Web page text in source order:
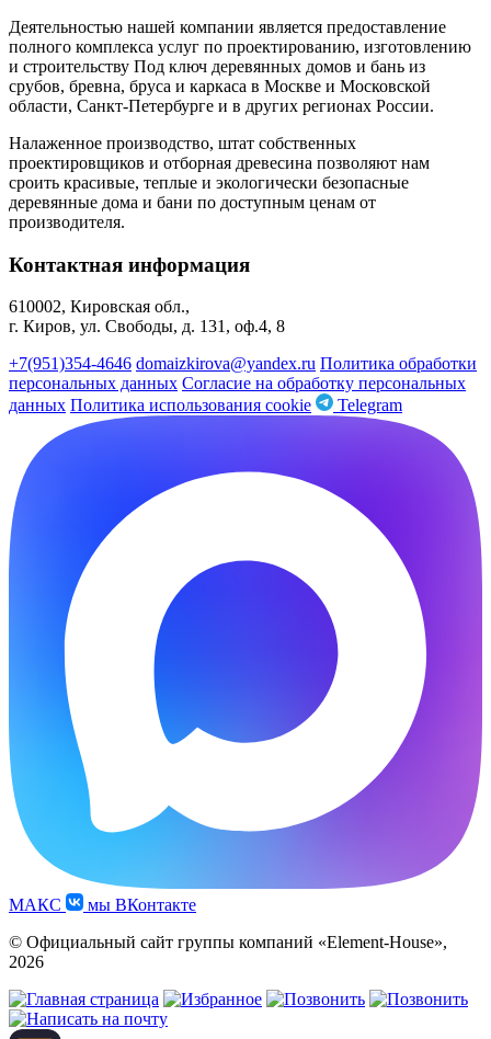
Деятельностью нашей компании является предоставление
полного комплекса услуг по проектированию, изготовлению
и строительству Под ключ деревянных домов и бань из
срубов, бревна, бруса и каркаса в Москве и Московской
области, Санкт-Петербурге и в других регионах России.
Налаженное производство, штат собственных
проектировщиков и отборная древесина позволяют нам
сроить красивые, теплые и экологически безопасные
деревянные дома и бани по доступным ценам от
производителя.
Контактная информация
610002, Кировская обл.,
г. Киров, ул. Свободы, д. 131, оф.4, 8
+7(951)354-4646 domaizkirova@yandex.ru Политика обработки
персональных данных Согласие на обработку персональных
данных Политика использования cookie Telegram
МАКС
мы ВКонтакте
© Официальный сайт группы компаний «Element-House»,
2026